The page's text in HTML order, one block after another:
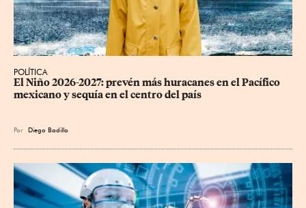
POLÍTICA
El Niño 2026-2027: prevén más huracanes en el Pacífico
mexicano y sequía en el centro del país
Por Diego Badillo